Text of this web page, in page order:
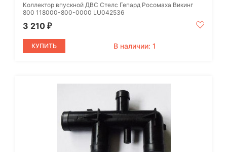
Коллектор впускной ДВС Стелс Гепард Росомаха Викинг
800 118000-800-0000 LU042536
3 210 ₽
КУПИТЬ В наличии: 1